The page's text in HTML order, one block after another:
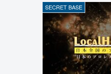
SECRET BASE